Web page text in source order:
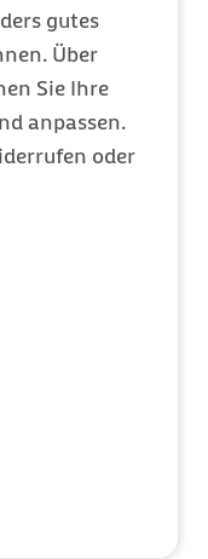
gutes
Über
Sie Ihre
anpassen.
oder
darüber
und
und digital
auf Ebene
hinaus bei
an
für eine
und
Länder
moderne,